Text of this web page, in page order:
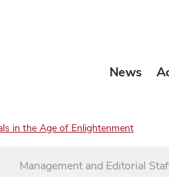
News
in the Age of Enlightenment
Management and Editorial